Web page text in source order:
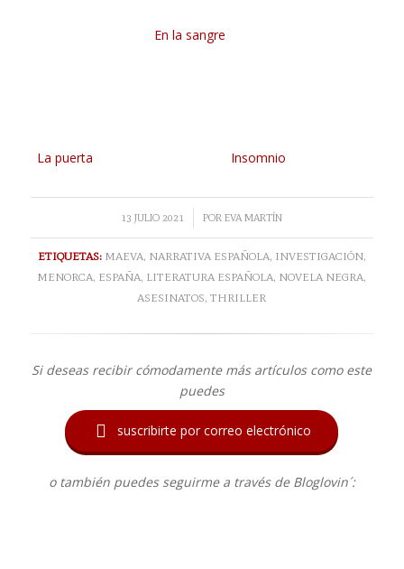
En la sangre
La puerta Insomnio
13 JULIO 2021
/ POREVA MARTÍN
ETIQUETAS: MAEVA, NARRATIVA ESPAÑOLA, INVESTIGACIÓN,
MENORCA, ESPAÑA, LITERATURA ESPAÑOLA, NOVELA NEGRA,
ASESINATOS,THRILLER
Si deseas recibir cómodamente más artículos como este
puedes
 suscribirte por correo electrónico
o también puedes seguirme a través de Bloglovin´: